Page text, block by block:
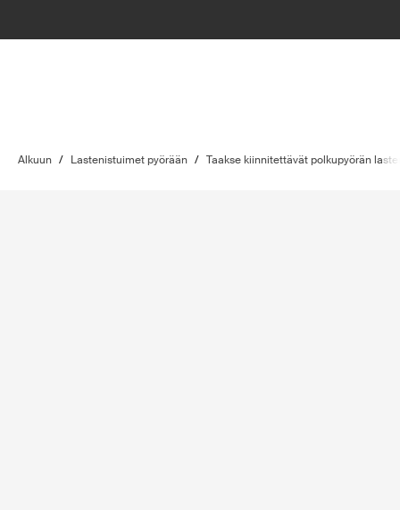
Alkuun / Lastenistuimet pyörään / Taakse kiinnitettävät polkupyörän